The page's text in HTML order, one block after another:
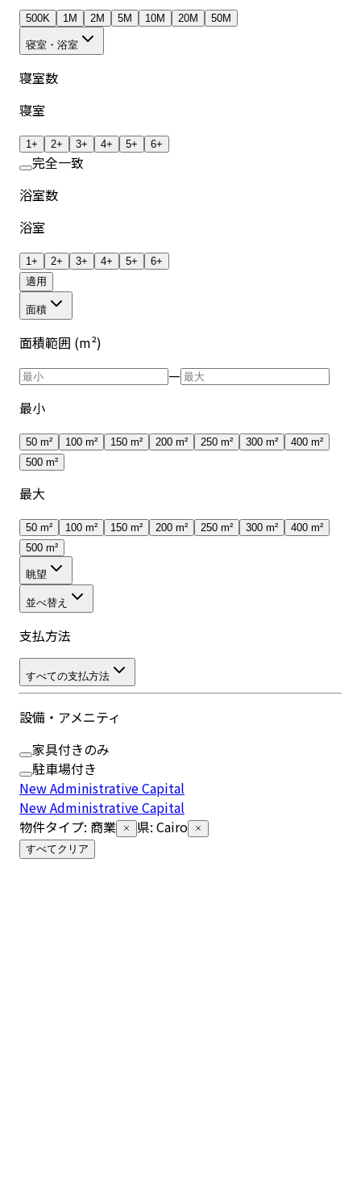
500K 1M 2M 5M 10M 20M 50M
寝室・浴室
寝室数
寝室
1+ 2+ 3+ 4+ 5+ 6+
完全一致
浴室数
浴室
1+ 2+ 3+ 4+ 5+
6+
適用
面積
面積範囲 (m²)
—
最小
50 m² 100 m² 150 m² 200 m² 250 m² 300 m²
400 m²
500 m²
最大
50 m² 100 m² 150 m² 200 m² 250 m² 300 m²
400 m²
500 m²
眺望
並べ替え
支払方法
すべての支払方法
設備・アメニティ
家具付きのみ
駐車場付き
New Administrative Capital
New Administrative Capital
物件タイプ: 商業 県: Cairo
すべてクリア